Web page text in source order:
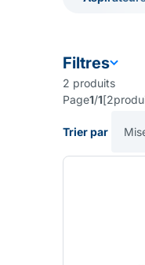
Filtres
2 produits
Page1/1[2
Trier par